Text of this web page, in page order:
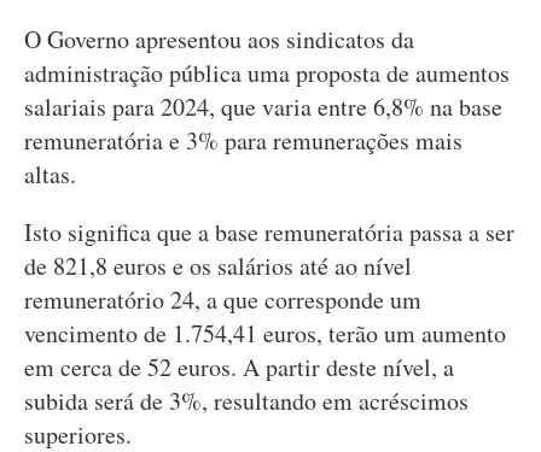
O Governo apresentou aos sindicatos da
administração pública uma proposta de aumentos
salariais para 2024, que varia entre 6,8% na base
remuneratória e 3% para remunerações mais
altas.
Isto significa que a base remuneratória passa a ser
de 821,8 euros e os salários até ao nível
remuneratório 24, a que corresponde um
vencimento de 1.754,41 euros, terão um aumento
em cerca de 52 euros. A partir deste nível, a
subida será de 3%, resultando em acréscimos
superiores.